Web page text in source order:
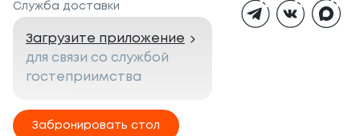
Служба доставки
Загрузите приложение
для связи со службой
гостеприимства
Забронировать стол